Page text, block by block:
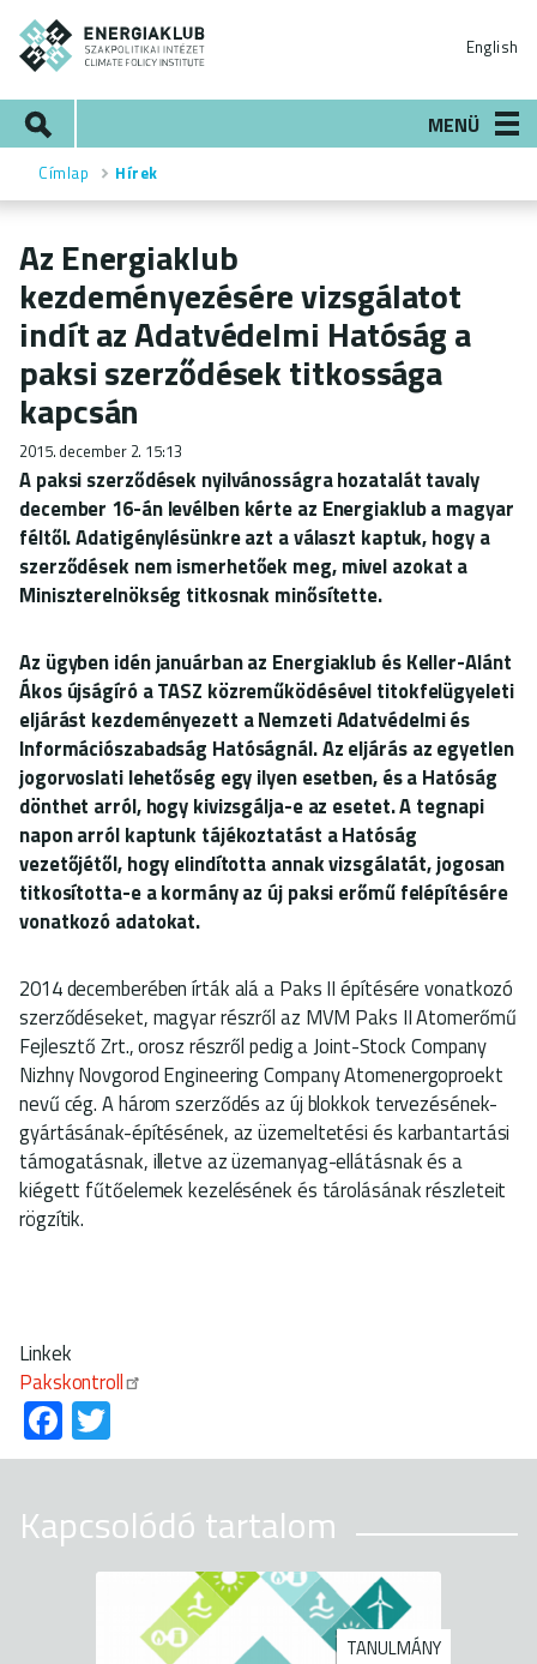
Ugrás
tartalomra
English
MENÜ
Morzsa
Címlap Hírek
Az Energiaklub
kezdeményezésére vizsgálatot
indít az Adatvédelmi Hatóság a
paksi szerződések titkossága
kapcsán
2015. december 2. 15:13
A paksi szerződések nyilvánosságra hozatalát tavaly
december 16-án levélben kérte az Energiaklub a magyar
féltől. Adatigénylésünkre azt a választ kaptuk, hogy a
szerződések nem ismerhetőek meg, mivel azokat a
Miniszterelnökség titkosnak minősítette.
Az ügyben idén januárban az Energiaklub és Keller-Alánt
Ákos újságíró a TASZ közreműködésével titokfelügyeleti
eljárást kezdeményezett a Nemzeti Adatvédelmi és
Információszabadság Hatóságnál. Az eljárás az egyetlen
jogorvoslati lehetőség egy ilyen esetben, és a Hatóság
dönthet arról, hogy kivizsgálja-e az esetet. A tegnapi
napon arról kaptunk tájékoztatást a Hatóság
vezetőjétől, hogy elindította annak vizsgálatát, jogosan
titkosította-e a kormány az új paksi erőmű felépítésére
vonatkozó adatokat.
2014 decemberében írták alá a Paks II építésére vonatkozó
szerződéseket, magyar részről az MVM Paks II Atomerőmű
Fejlesztő Zrt., orosz részről pedig a Joint-Stock Company
Nizhny Novgorod Engineering Company Atomenergoproekt
nevű cég. A három szerződés az új blokkok tervezésének-
gyártásának-építésének, az üzemeltetési és karbantartási
támogatásnak, illetve az üzemanyag-ellátásnak és a
kiégett fűtőelemek kezelésének és tárolásának részleteit
rögzítik.
Linkek
Pakskontroll
Fa
ce
o
ok
wi
er
Kapcsolódó tartalom
TANULMÁNY